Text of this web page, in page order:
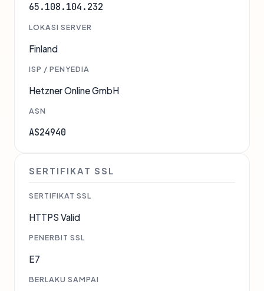
65.108.104.232
LOKASI SERVER
Finland
ISP / PENYEDIA
Hetzner Online GmbH
ASN
AS24940
SERTIFIKAT SSL
SERTIFIKAT SSL
HTTPS Valid
PENERBIT SSL
E7
BERLAKU SAMPAI